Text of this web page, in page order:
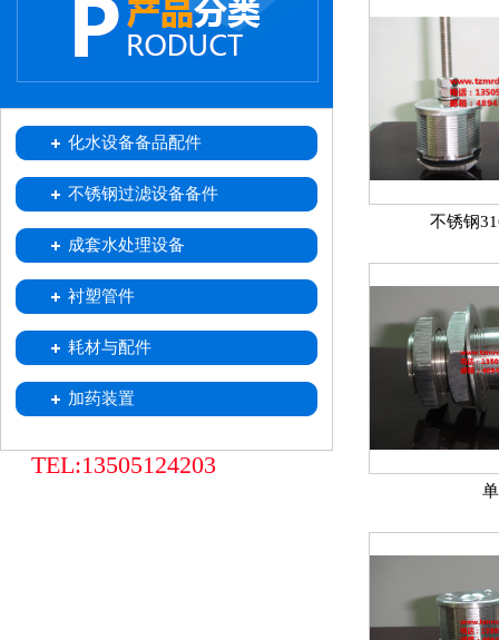
化水设备备品配件
喷射器
不锈钢移动式树脂小车
树脂捕捉器
酸雾吸收器
不锈钢过滤设备备件
中排装置
不锈钢滤水帽
不锈钢滤元
成套水处理设备
衬塑管件
耗材与配件
加药装置
TEL:13505124203
不锈钢